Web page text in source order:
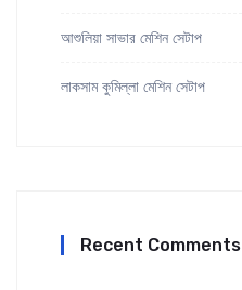
আশুলিয়া সাভার মেশিন সেটাপ
লাকসাম কুমিল্লা মেশিন সেটাপ
Recent Comments